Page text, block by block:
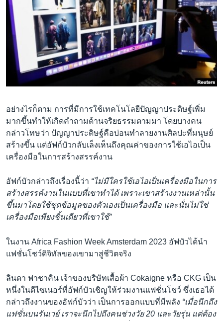
อย่างไรก็ตาม การที่มีการใช้เทคโนโลยีปัญญาประดิษฐ์เพิ่ม
มากขึ้นทำให้เกิดคำถามด้านจริยธรรมตามมา โดยบางคน
กล่าวโทษว่า ปัญญาประดิษฐ์คือบ่อนทำลายงานศิลปะที่มนุษย์
สร้างขึ้น แต่อัฟก์บัวกลับเล็งเห็นถึงคุณค่าของการใช้เอไอเป็น
เครื่องมือในการสร้างสรรค์งาน
อัฟก์บัวกล่าวถึงเรื่องนี้ว่า “ไม่มีใครใช้เอไอเป็นเครื่องมือในการ
สร้างสรรค์งานในแบบที่เขาทำได้ เพราะเขาสร้างงานเหล่านั้น
ขึ้นมาโดยใช้ชุดข้อมูลของตัวเองเป็นเครื่องมือ และนั่นไม่ใช่
เครื่องมือเพียงชิ้นเดียวที่เขาใช้”
ในงาน Africa Fashion Week Amsterdam 2023 อัฟบัวได้นำ
แฟชั่นโชว์ดิจิทัลของเขามาสู่ชีวิตจริง
ลินดา ฟาชาคิน เจ้าของบริษัทเสื้อผ้า Cokaigne หรือ CKG เป็น
หนึ่งในดีไซเนอร์ที่อัฟก์บัวเชิญให้ร่วมงานแฟชั่นโชว์ ซึ่งเธอได้
กล่าวถึงงานของอัฟก์บัวว่า เป็นการออกแบบที่มีพลัง “เมื่อนึกถึง
แฟชั่นบนรันเวย์ เราจะนึกไปถึงคนช่วงวัย 20 และวัยรุ่น แต่ต้อง